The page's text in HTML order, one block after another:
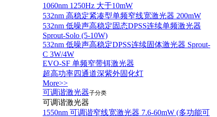
1060nm 1250Hz 大于10mW
532nm 高稳定紧凑型单频窄线宽激光器 200mW
532nm 低噪声高稳定固态DPSS连续单频激光器
Sprout‐Solo (5-10W)
532nm 低噪声高稳定DPSS连续固体激光器 Sprout-
C 3W/4W
EVO-SF 单频窄带铒激光器
超高功率四通道深紫外固化灯
More>>
可调谐激光器子分类
可调谐激光器
1550nm 可调谐窄线宽激光器 7.6-60mW (多功能可